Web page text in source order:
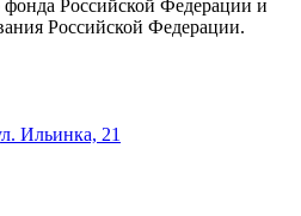
фонда Российской Федерации и
Российской Федерации.
Ильинка, 21